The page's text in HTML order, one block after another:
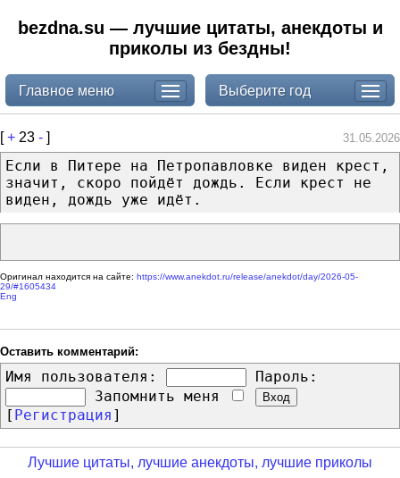
bezdna.su — лучшие цитаты, анекдоты и
приколы из бездны!
Главное меню Выберите год
[+ 23 - ] 31.05.2026
Если в Питере на Петропавловке виден крест,
значит, скоро пойдёт дождь. Если крест не
виден, дождь уже идёт.
Оригинал находится на сайте: https://www.anekdot.ru/release/anekdot/day/2026-05-
29/#1605434
Eng
Оставить комментарий:
Имя пользователя:
Пароль:
Запомнить меня
[ Регистрация ]
Лучшие цитаты, лучшие анекдоты, лучшие приколы